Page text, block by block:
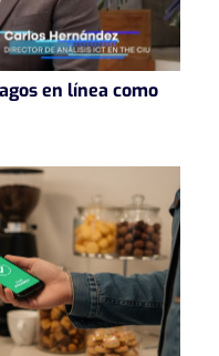
en línea como